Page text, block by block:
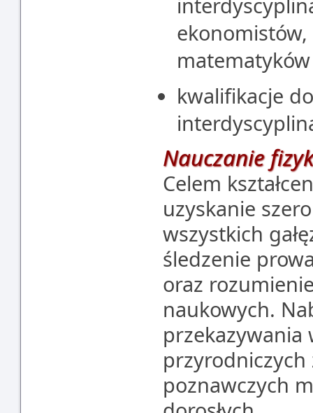
kwalifikacje
Nauczanie
Celem
uzyskanie
wszystkich
śledzenie
oraz
naukowych.
przekazywania
poznawczych